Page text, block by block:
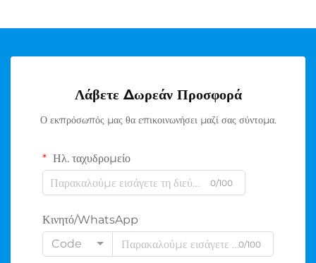
Λάβετε Δωρεάν Προσφορά
Ο εκπρόσωπός μας θα επικοινωνήσει μαζί σας σύντομα.
Ηλ. ταχυδρομείο
0/100
Κινητό/WhatsApp
Code
0/100